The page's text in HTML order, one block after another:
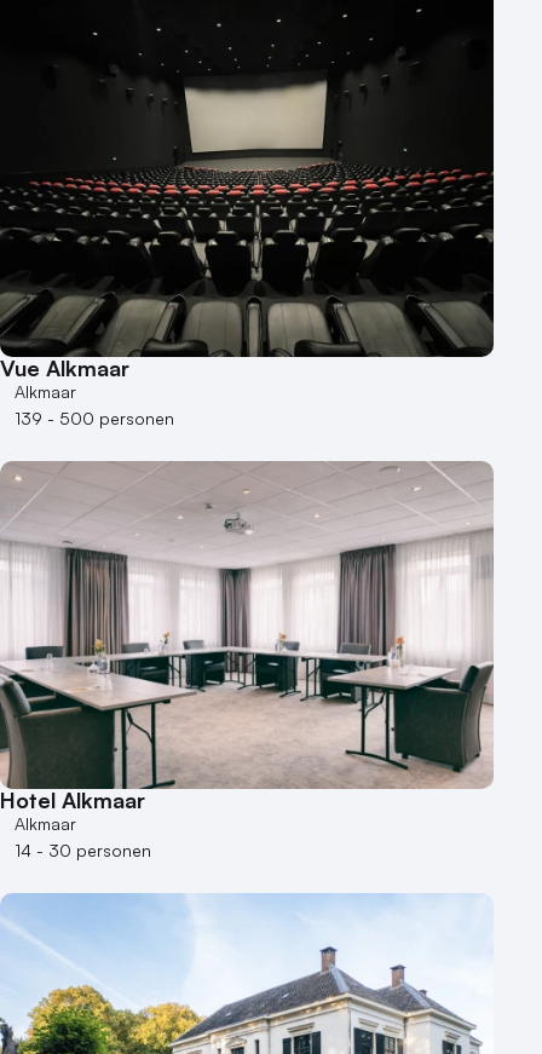
Vue Alkmaar
Alkmaar
139 - 500 personen
Hotel Alkmaar
Alkmaar
14 - 30 personen